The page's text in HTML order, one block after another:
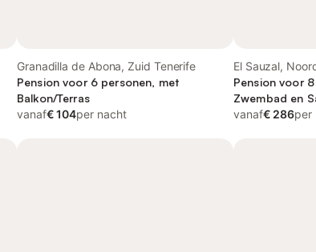
Granadilla de Abona, Zuid Tenerife
Pension voor 6 personen, met
Balkon/Terras
vanaf€ 104per nacht
El Sauzal,
Pension voor
Zwembad en
vanaf€ 286per